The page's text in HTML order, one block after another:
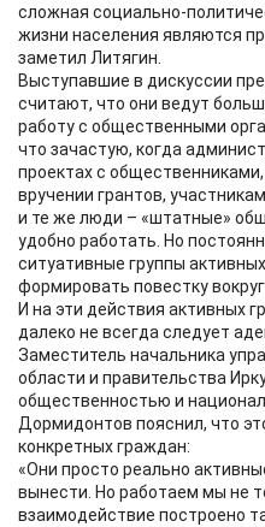
сложная социально-
жизни населения являются
заметил Литягин.
Выступавшие в дискуссии
считают, что они ведут
работу с общественными
что зачастую, когда
проектах с
вручении грантов,
и те же люди – «штатные»
удобно работать. Но
ситуативные группы
формировать повестку
И на эти действия активных
далеко не всегда следует
Заместитель начальника
области и правительства
общественностью и
Дормидонтов пояснил, что
конкретных граждан:
«Они просто реально
вынести. Но работаем мы не
взаимодействие построено